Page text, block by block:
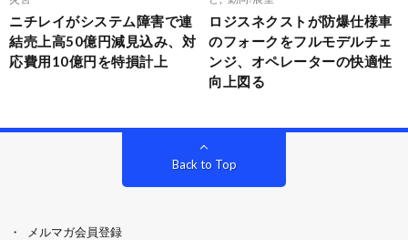
ニチレイがシステム障害で連
結売上高50億円減見込み、対
応費用10億円を特損計上
ロジスネクストが防爆仕様車
のフォークをフルモデルチェ
ンジ、オペレーターの快適性
向上図る
Back to Top
メルマガ会員登録